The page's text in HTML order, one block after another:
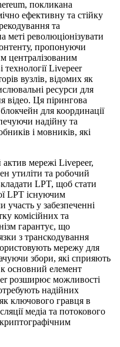
покликана
ефективну та стійку
та
меті революціонізувати
пропонуючи
централізованим
Livepeer
вузлів, відомих як
ресурси для
відео. Ця пірингова
для координації
надійну та
і мовників, які
мережі Livepeer,
утиліти та робочий
LPT, щоб стати
LPT існуючим
у забезпеченні
комісійних та
гарантує, що
з транскодування
мережу для
збори, які сприяють
основний елемент
розширює можливості
надійних
ключового гравця в
медіа та потокового